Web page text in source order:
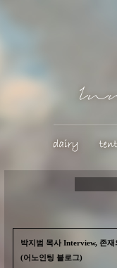
박지범 목사 Interview, 존
(어노인팅 블로그)